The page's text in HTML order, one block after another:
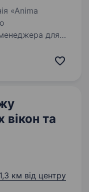
для
нашої
вікон та
1,3 км від центру